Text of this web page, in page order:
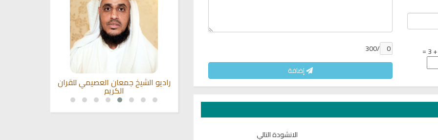
/300
إضافة
الانشودة التالي
راديو الشيخ محمد صديق المنشاوي
للقران الكريم
القران الكريم مباشرة بصوت الشيخ
محمد سليمان المحيسني
راديو الشيخ جمعان العصيمي للقران
الكريم